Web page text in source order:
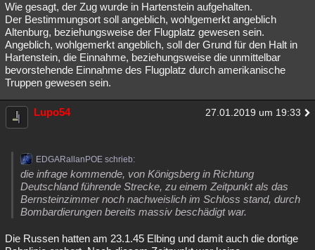
Wie gesagt, der Zug wurde in Hartenstein aufgehalten.
Der Bestimmungsort soll angeblich, wohlgemerkt angeblich
Altenburg, beziehungsweise der Flugplatz gewesen sein.
Angeblich, wohlgemerkt angeblich, soll der Grund für den Halt in
Hartenstein, die Einnahme, beziehungsweise die unmittelbar
bevorstehende Einnahme des Flugplatz durch amerikanische
Truppen gewesen sein.
Lupo54 27.01.2019 um 19:33
EDGARallanPOE schrieb:
die infrage kommende, von Königsberg in Richtung
Deutschland führende Strecke, zu einem Zeitpunkt als das
Bernsteinzimmer noch nachweislich im Schloss stand, durch
Bombardierungen bereits massiv beschädigt war.
Die Russen hatten am 23.1.45 Elbing und damit auch die dortige